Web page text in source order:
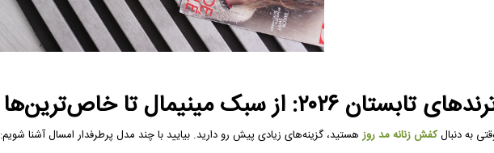
تابستان ۲۰۲۶: از سبک مینیمال تا خاص‌ترین‌ها
به دنبالکفش زنانه مد روزهستید، گزینه‌های زیادی پیش رو دارید. بیایید با چند مدل پرطرفدار امسال آشنا شویم: